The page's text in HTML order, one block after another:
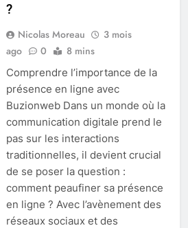
?
Nicolas Moreau
3 mois
ago
0 8 mins
Comprendre l’importance de la
présence en ligne avec
Buzionweb Dans un monde où la
communication digitale prend le
pas sur les interactions
traditionnelles, il devient crucial
de se poser la question :
comment peaufiner sa présence
en ligne ? Avec l’avènement des
réseaux sociaux et des